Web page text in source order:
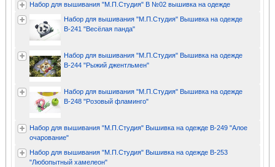
Набор для вышивания "М.П.Студия" В №02 вышивка на одежде
Набор для вышивания "М.П.Студия" Вышивка на одежде
В-241 "Весёлая панда"
Набор для вышивания "М.П.Студия" Вышивка на одежде
В-244 "Рыжий джентльмен"
Набор для вышивания "М.П.Студия" Вышивка на одежде
В-248 "Розовый фламинго"
Набор для вышивания "М.П.Студия" Вышивка на одежде В-249 "Алое
очарование"
Набор для вышивания "М.П.Студия" Вышивка на одежде В-253
"Любопытный хамелеон"